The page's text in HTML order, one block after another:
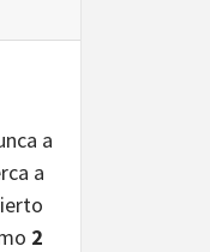
a
a
2